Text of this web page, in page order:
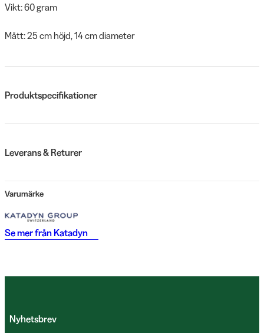
Vikt: 60 gram
Mått: 25 cm höjd, 14 cm diameter
Produktspecifikationer
Leverans & Returer
Varumärke
Se mer från Katadyn
Nyhetsbrev